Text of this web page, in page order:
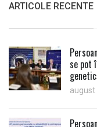
ARTICOLE RECENTE
se pot
august